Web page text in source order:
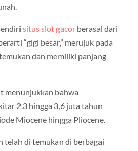
situs slot gacor berasal dari
“gigi besar,” merujuk pada
dan memiliki panjang
menunjukkan bahwa
2.3 hingga 3,6 juta tahun
Miocene hingga Pliocene.
telah di temukan di berbagai